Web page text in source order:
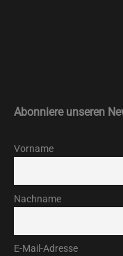
Abonniere unseren
Vorname
Nachname
E-Mail-Adresse